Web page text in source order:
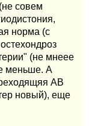
совем
норма (с
(не мнеее
меньше. А
АВ
новый), еще